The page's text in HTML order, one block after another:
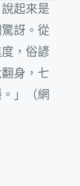
起來是
訝。從
，俗諺
身，七
」（網